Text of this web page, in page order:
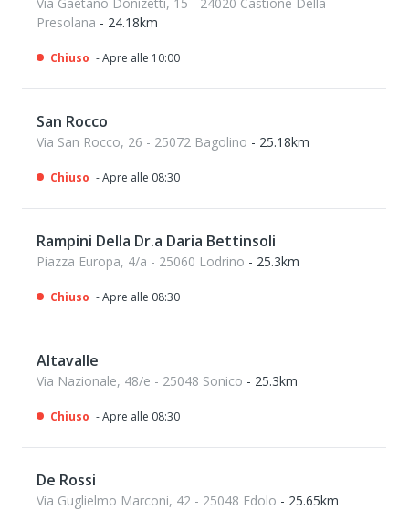
Presolana - 24.18km
Chiuso - Apre alle 10:00
San Rocco
Via San Rocco, 26 - 25072 Bagolino - 25.18km
Chiuso - Apre alle 08:30
Rampini Della Dr.a Daria Bettinsoli
Piazza Europa, 4/a - 25060 Lodrino - 25.3km
Chiuso - Apre alle 08:30
Altavalle
Via Nazionale, 48/e - 25048 Sonico - 25.3km
Chiuso - Apre alle 08:30
De Rossi
Via Guglielmo Marconi, 42 - 25048 Edolo - 25.65km